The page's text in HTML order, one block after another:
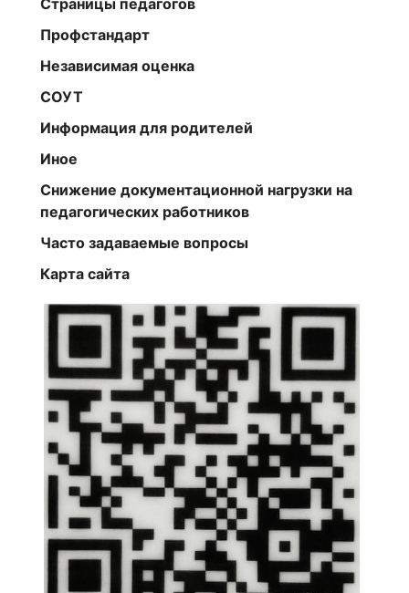
Страницы педагогов
Профстандарт
Независимая оценка
СОУТ
Информация для родителей
Иное
Снижение документационной нагрузки на
педагогических работников
Часто задаваемые вопросы
Карта сайта